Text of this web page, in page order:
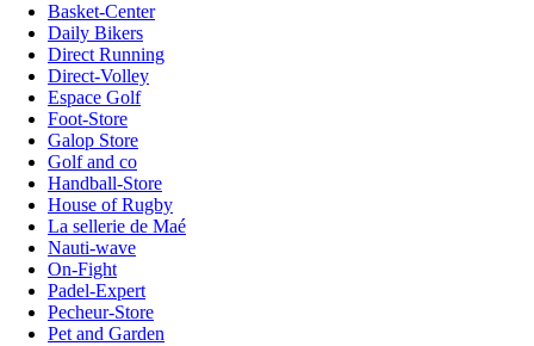
Basket-Center
Daily Bikers
Direct Running
Direct-Volley
Espace Golf
Foot-Store
Galop Store
Golf and co
Handball-Store
House of Rugby
La sellerie de Maé
Nauti-wave
On-Fight
Padel-Expert
Pecheur-Store
Pet and Garden